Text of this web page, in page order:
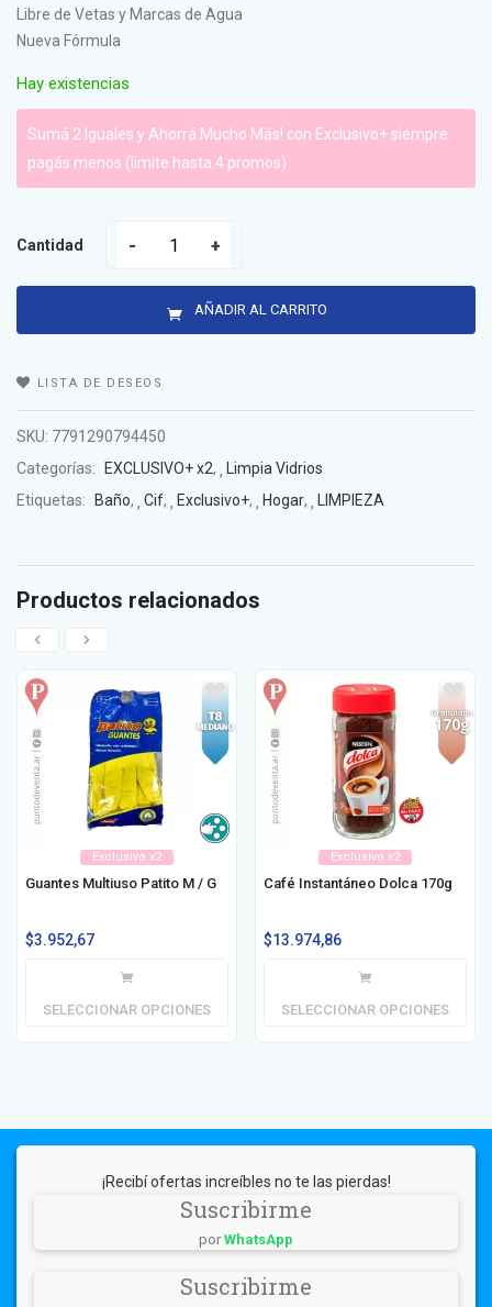
Libre de Vetas y Marcas de Agua
Nueva Fórmula
Hay existencias
Sumá 2 Iguales y Ahorrá Mucho Más! con Exclusivo+ siempre
pagás menos (limite hasta 4 promos)
Cantidad
AÑADIR AL CARRITO
LISTA DE DESEOS
SKU: 7791290794450
Categorías:
EXCLUSIVO+ x2,
Limpia Vidrios
Etiquetas:
Baño, Cif, Exclusivo+, Hogar, LIMPIEZA
Productos relacionados
Exclusivo x2
Guantes Multiuso Patito M / G
$3.952,67
SELECCIONAR OPCIONES
Exclusivo x2
Café Instantáneo Dolca 170g
$13.974,86
SELECCIONAR OPCIONES
¡Recibí ofertas increíbles no te las pierdas!
Suscribirme
por WhatsApp
Suscribirme